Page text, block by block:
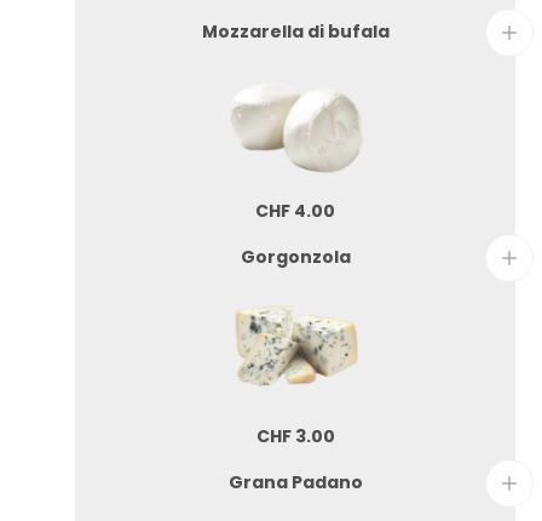
Mozzarella di bufala
CHF 4.00
Gorgonzola
CHF3.00
Grana Padano